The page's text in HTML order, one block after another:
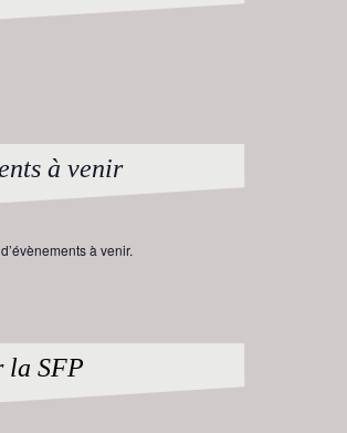
à venir
à venir.
la SFP